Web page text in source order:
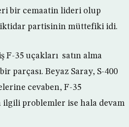
bir cemaatin lideri olup
iktidar partisinin müttefiki idi.
35 uçakları satın alma
parçası. Beyaz Saray, S-400
cevaben, F-35
ilgili problemler ise hala devam